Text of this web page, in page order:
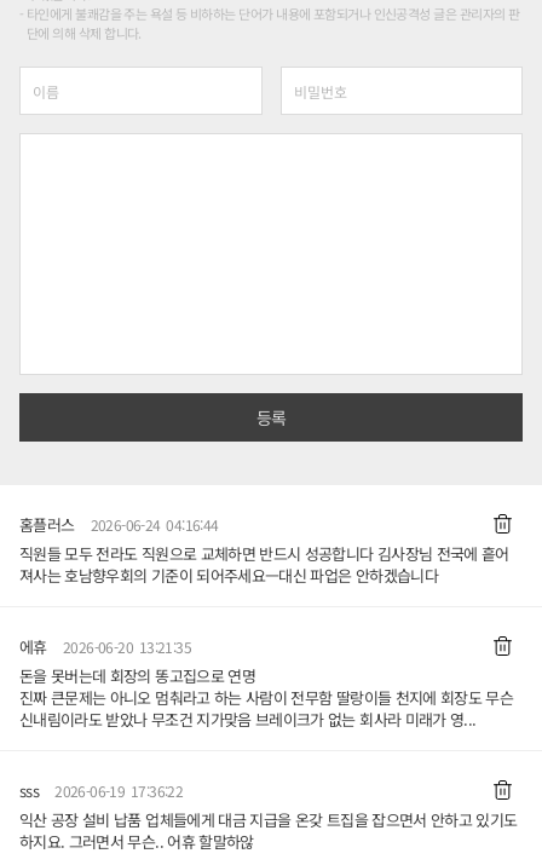
타인에게 불쾌감을 주는 욕설 등 비하하는 단어가 내용에 포함되거나 인신공격성 글은 관리자의 판
단에 의해 삭제 합니다.
홈플러스 2026-06-24 04:16:44
직원들 모두 전라도 직원으로 교체하면 반드시 성공합니다 김사장님 전국에 흩어
져사는 호남향우회의 기준이 되어주세요ㅡ대신 파업은 안하겠습니다
에휴 2026-06-20 13:21:35
돈을 못버는데 회장의 똥고집으로 연명
진짜 큰문제는 아니오 멈춰라고 하는 사람이 전무함 딸랑이들 천지에 회장도 무슨
신내림이라도 받았나 무조건 지가맞음 브레이크가 없는 회사라 미래가 영...
sss 2026-06-19 17:36:22
익산 공장 설비 납품 업체들에게 대금 지급을 온갖 트집을 잡으면서 안하고 있기도
하지요. 그러면서 무슨.. 어휴 할말하않